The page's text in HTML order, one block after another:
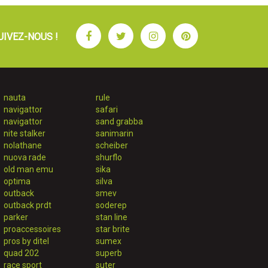
NOUS ! FacebookTwitterInstagramPinterest
nauta
navigattor
navigattor
nite stalker
nolathane
nuova rade
old man emu
optima
outback
outback prdt
parker
proaccessoires
pros by ditel
quad 202
race sport
rule
safari
sand grabba
sanimarin
scheiber
shurflo
sika
silva
smev
soderep
stan line
star brite
sumex
superb
suter